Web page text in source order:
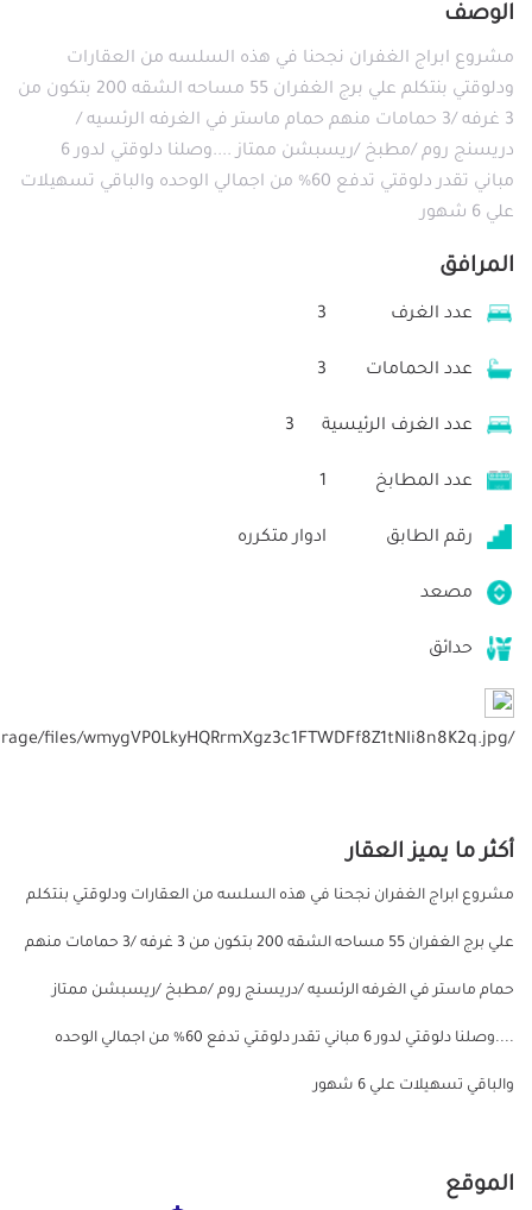
الوصف
مشروع ابراج الغفران نجحنا في هذه السلسه من العقارات
ودلوقتي بنتكلم علي برج الغفران 55 مساحه الشقه 200 بتكون من
3 غرفه /3 حمامات منهم حمام ماستر في الغرفه الرئسيه /
دريسنج روم /مطبخ /ريسبشن ممتاز ....وصلنا دلوقتي لدور 6
مباني تقدر دلوقتي تدفع 60% من اجمالي الوحده والباقي تسهيلات
علي 6 شهور
المرافق
عدد الغرف 3
عدد الحمامات 3
عدد الغرف الرئيسية 3
عدد المطابخ 1
رقم الطابق ادوار متكرره
مصعد
حدائق
/storage/files/wmygVP0LkyHQRrmXgz3c1FTWDFf8Z1tNIi8n8K2q.jpg
أكثر ما يميز العقار
مشروع ابراج الغفران نجحنا في هذه السلسه من العقارات ودلوقتي بنتكلم
علي برج الغفران 55 مساحه الشقه 200 بتكون من 3 غرفه /3 حمامات منهم
حمام ماستر في الغرفه الرئسيه /دريسنج روم /مطبخ /ريسبشن ممتاز
....وصلنا دلوقتي لدور 6 مباني تقدر دلوقتي تدفع 60% من اجمالي الوحده
والباقي تسهيلات علي 6 شهور
الموقع